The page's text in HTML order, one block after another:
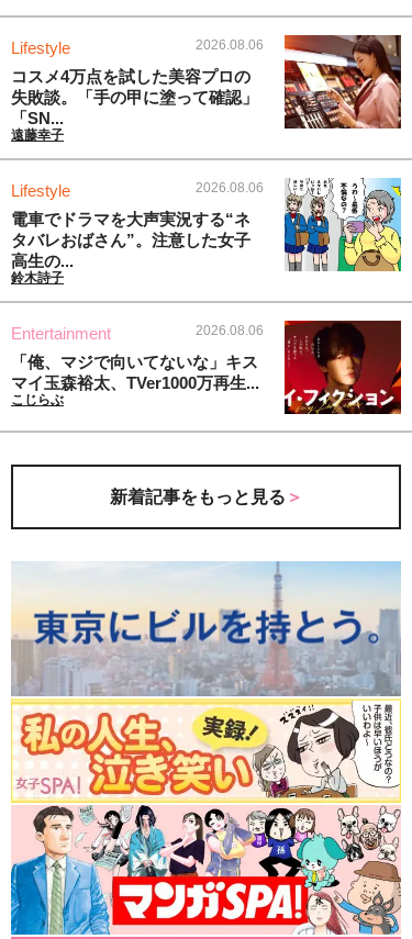
Lifestyle 2026.08.06
コスメ4万点を試した美容プロの
失敗談。「手の甲に塗って確認」
「SN...
遠藤幸子
Lifestyle 2026.08.06
電車でドラマを大声実況する“ネ
タバレおばさん”。注意した女子
高生の...
鈴木詩子
Entertainment 2026.08.06
「俺、マジで向いてないな」キス
マイ玉森裕太、TVer1000万再生...
こじらぶ
新着記事をもっと見る